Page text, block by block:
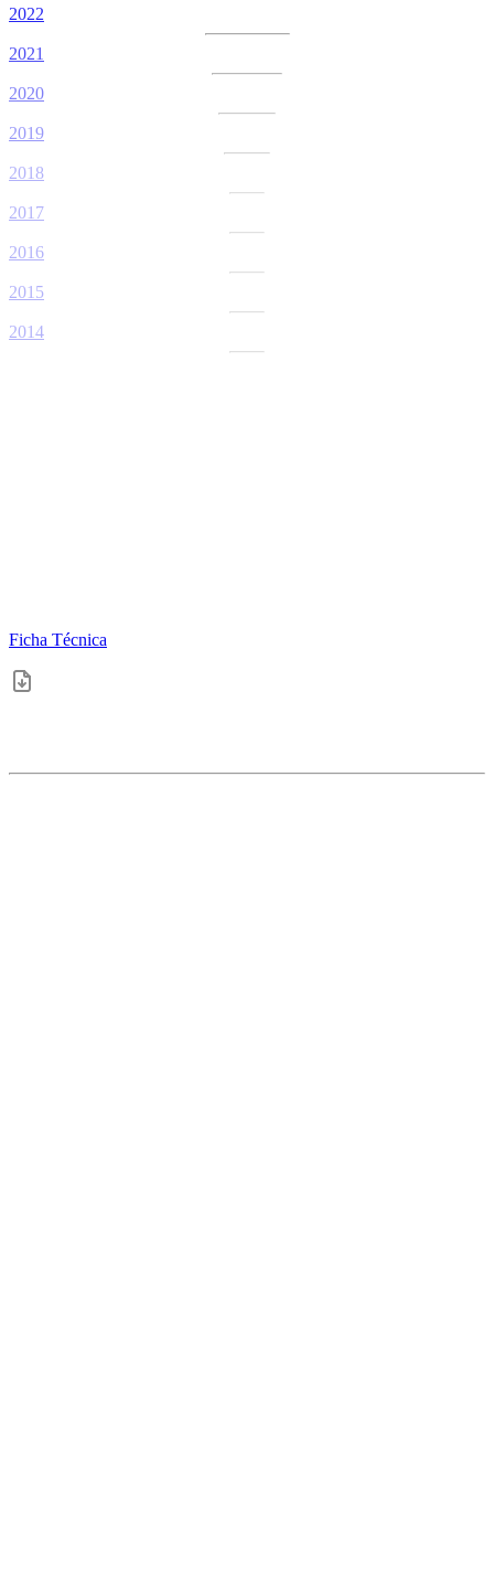
2022
2021
2020
2019
2018
2017
2016
2015
2014
Ficha Técnica